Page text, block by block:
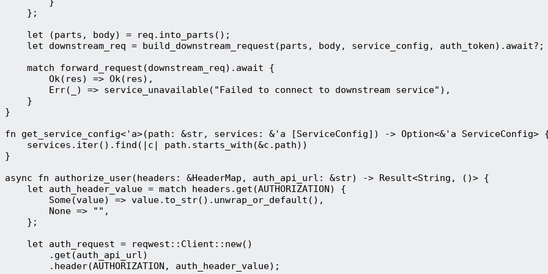
    };
    let (parts, body) = req.into_parts();
    let downstream_req = build_downstream_request(parts, body, service_config, auth_token).await?;
    match forward_request(downstream_req).await {
        Ok(res) => Ok(res),
        Err(_) => service_unavailable("Failed to connect to downstream service"),
    }
}
fn get_service_config<'a>(path: &str, services: &'a [ServiceConfig]) -> Option<&'a ServiceConfig>
    services.iter().find(|c| path.starts_with(&c.path))
}
async fn authorize_user(headers: &HeaderMap, auth_api_url: &str) -> Result<String, ()> {
    let auth_header_value = match headers.get(AUTHORIZATION) {
        Some(value) => value.to_str().unwrap_or_default(),
        None => "",
    };
    let auth_request = reqwest::Client::new()
        .get(auth_api_url)
        .header(AUTHORIZATION, auth_header_value);